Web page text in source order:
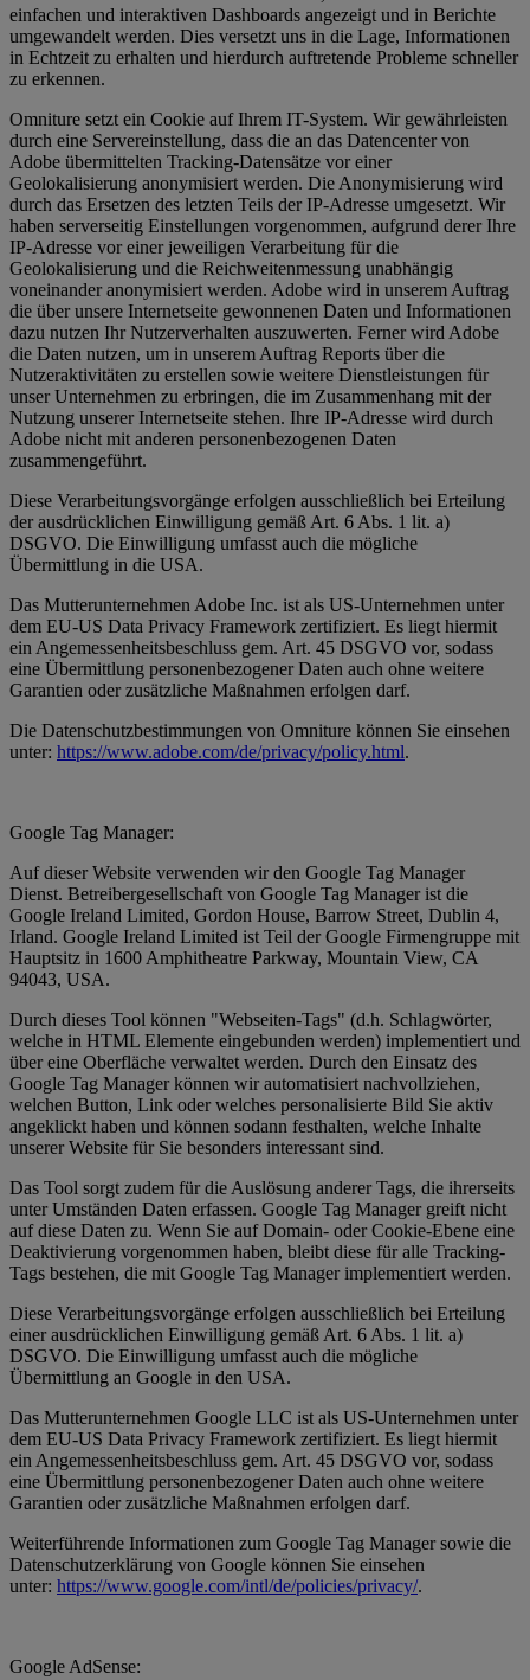
einfachen und interaktiven Dashboards angezeigt und in Berichte
umgewandelt werden. Dies versetzt uns in die Lage, Informationen
in Echtzeit zu erhalten und hierdurch auftretende Probleme schneller
zu erkennen.
Omniture setzt ein Cookie auf Ihrem IT-System. Wir gewährleisten
durch eine Servereinstellung, dass die an das Datencenter von
Adobe übermittelten Tracking-Datensätze vor einer
Geolokalisierung anonymisiert werden. Die Anonymisierung wird
durch das Ersetzen des letzten Teils der IP-Adresse umgesetzt. Wir
haben serverseitig Einstellungen vorgenommen, aufgrund derer Ihre
IP-Adresse vor einer jeweiligen Verarbeitung für die
Geolokalisierung und die Reichweitenmessung unabhängig
voneinander anonymisiert werden. Adobe wird in unserem Auftrag
die über unsere Internetseite gewonnenen Daten und Informationen
dazu nutzen Ihr Nutzerverhalten auszuwerten. Ferner wird Adobe
die Daten nutzen, um in unserem Auftrag Reports über die
Nutzeraktivitäten zu erstellen sowie weitere Dienstleistungen für
unser Unternehmen zu erbringen, die im Zusammenhang mit der
Nutzung unserer Internetseite stehen. Ihre IP-Adresse wird durch
Adobe nicht mit anderen personenbezogenen Daten
zusammengeführt.
Diese Verarbeitungsvorgänge erfolgen ausschließlich bei Erteilung
der ausdrücklichen Einwilligung gemäß Art. 6 Abs. 1 lit. a)
DSGVO. Die Einwilligung umfasst auch die mögliche
Übermittlung in die USA.
Das Mutterunternehmen Adobe Inc. ist als US-Unternehmen unter
dem EU-US Data Privacy Framework zertifiziert. Es liegt hiermit
ein Angemessenheitsbeschluss gem. Art. 45 DSGVO vor, sodass
eine Übermittlung personenbezogener Daten auch ohne weitere
Garantien oder zusätzliche Maßnahmen erfolgen darf.
Die Datenschutzbestimmungen von Omniture können Sie einsehen
unter: https://www.adobe.com/de/privacy/policy.html.
Google Tag Manager:
Auf dieser Website verwenden wir den Google Tag Manager
Dienst. Betreibergesellschaft von Google Tag Manager ist die
Google Ireland Limited, Gordon House, Barrow Street, Dublin 4,
Irland. Google Ireland Limited ist Teil der Google Firmengruppe mit
Hauptsitz in 1600 Amphitheatre Parkway, Mountain View, CA
94043, USA.
Durch dieses Tool können "Webseiten-Tags" (d.h. Schlagwörter,
welche in HTML Elemente eingebunden werden) implementiert und
über eine Oberfläche verwaltet werden. Durch den Einsatz des
Google Tag Manager können wir automatisiert nachvollziehen,
welchen Button, Link oder welches personalisierte Bild Sie aktiv
angeklickt haben und können sodann festhalten, welche Inhalte
unserer Website für Sie besonders interessant sind.
Das Tool sorgt zudem für die Auslösung anderer Tags, die ihrerseits
unter Umständen Daten erfassen. Google Tag Manager greift nicht
auf diese Daten zu. Wenn Sie auf Domain- oder Cookie-Ebene eine
Deaktivierung vorgenommen haben, bleibt diese für alle Tracking-
Tags bestehen, die mit Google Tag Manager implementiert werden.
Diese Verarbeitungsvorgänge erfolgen ausschließlich bei Erteilung
einer ausdrücklichen Einwilligung gemäß Art. 6 Abs. 1 lit. a)
DSGVO. Die Einwilligung umfasst auch die mögliche
Übermittlung an Google in den USA.
Das Mutterunternehmen Google LLC ist als US-Unternehmen unter
dem EU-US Data Privacy Framework zertifiziert. Es liegt hiermit
ein Angemessenheitsbeschluss gem. Art. 45 DSGVO vor, sodass
eine Übermittlung personenbezogener Daten auch ohne weitere
Garantien oder zusätzliche Maßnahmen erfolgen darf.
Weiterführende Informationen zum Google Tag Manager sowie die
Datenschutzerklärung von Google können Sie einsehen
unter: https://www.google.com/intl/de/policies/privacy/.
Google AdSense: